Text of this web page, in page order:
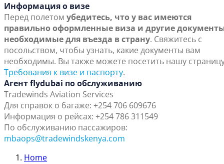
Информация о визе
Перед полетом убедитесь, что у вас имеются
правильно оформленные виза и другие
необходимые для въезда в страну. Свяжитесь с
посольством, чтобы узнать, какие документы вам
необходимы. Вы также можете посетить нашу
Требования к визе и паспорту.
Агент flydubai по обслуживанию
Tradewinds Aviation Services
Для справок о багаже: +254 706 609676
Информация о рейсах: +254 786 311549
По обслуживанию пассажиров:
mbaops@tradewindskenya.com
Home